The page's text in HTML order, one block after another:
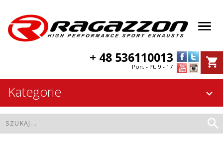
+ 48 536110013
Pon. - Pt. 9 - 17
Kategorie